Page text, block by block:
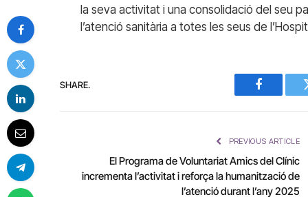
la seva activitat i una consolidació del seu
l’atenció sanitària a totes les seus de
SHARE.
Facebook
PREVIOUS ARTICLE
El Programa de Voluntariat Amics del Clínic
incrementa l’activitat i reforça la humanització de
l’atenció durant l’any 2025